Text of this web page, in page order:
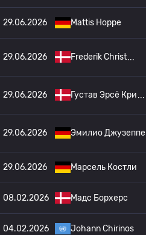
29.06.2026 Mattis Hoppe
29.06.2026 Frederik Christ
29.06.2026 Густав Эрсё Кри
29.06.2026 Эмилио Джузеппе
29.06.2026 Марсель Костли
08.02.2026 Мадс Борхерс
04.02.2026 Johann Chirinos